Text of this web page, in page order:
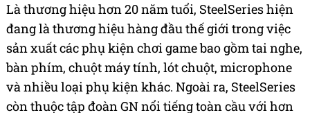
Là thương hiệu hơn 20 năm tuổi, SteelSeries hiện
đang là thương hiệu hàng đầu thế giới trong việc
sản xuất các phụ kiện chơi game bao gồm tai nghe,
bàn phím, chuột máy tính, lót chuột, microphone
và nhiều loại phụ kiện khác. Ngoài ra, SteelSeries
còn thuộc tập đoàn GN nổi tiếng toàn cầu với hơn